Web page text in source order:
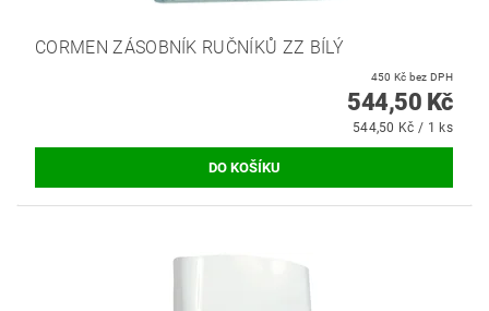
CORMEN ZÁSOBNÍK RUČNÍKŮ ZZ BÍLÝ
450 Kč bez DPH
544,50 Kč
544,50 Kč / 1 ks